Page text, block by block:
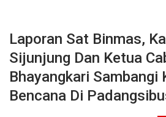
Laporan Sat Binmas,
Sijunjung Dan Ketua
Bhayangkari Sambangi
Bencana Di